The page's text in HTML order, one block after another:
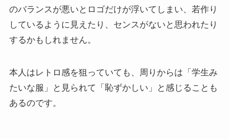
のバランスが悪いとロゴだけが浮いてしまい、若作り
しているように見えたり、センスがないと思われたり
するかもしれません。
本人はレトロ感を狙っていても、周りからは「学生み
たいな服」と見られて「恥ずかしい」と感じることも
あるのです。